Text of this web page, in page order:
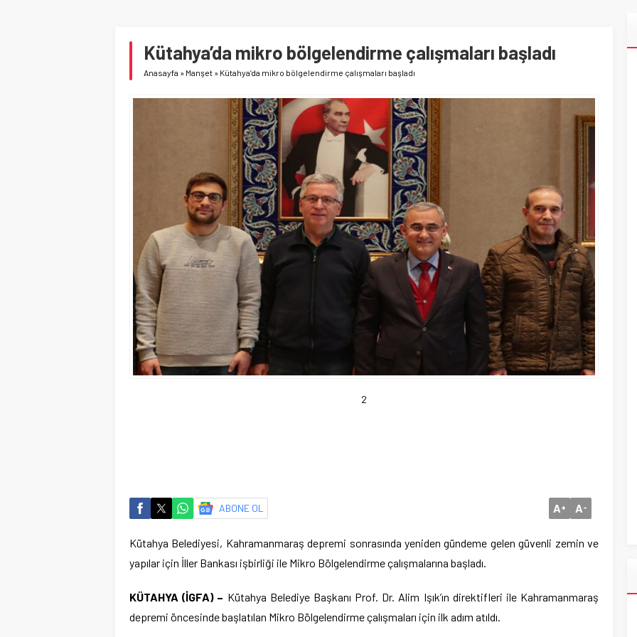
Kütahya’da mikro bölgelendirme çalışmaları başladı
Anasayfa » Manşet » Kütahya’da mikro bölgelendirme çalışmaları başladı
2
ABONE OL A+ A-
Kütahya Belediyesi, Kahramanmaraş depremi sonrasında yeniden gündeme gelen güvenli zemin ve
yapılar için İller Bankası işbirliği ile Mikro Bölgelendirme çalışmalarına başladı.
KÜTAHYA (İGFA) – Kütahya Belediye Başkanı Prof. Dr. Alim Işık’ın direktifleri ile Kahramanmaraş
depremi öncesinde başlatılan Mikro Bölgelendirme çalışmaları için ilk adım atıldı.